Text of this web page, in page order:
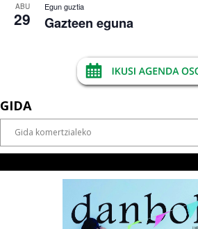
ABU
29
Egun guztia
Gazteen eguna
GIDA